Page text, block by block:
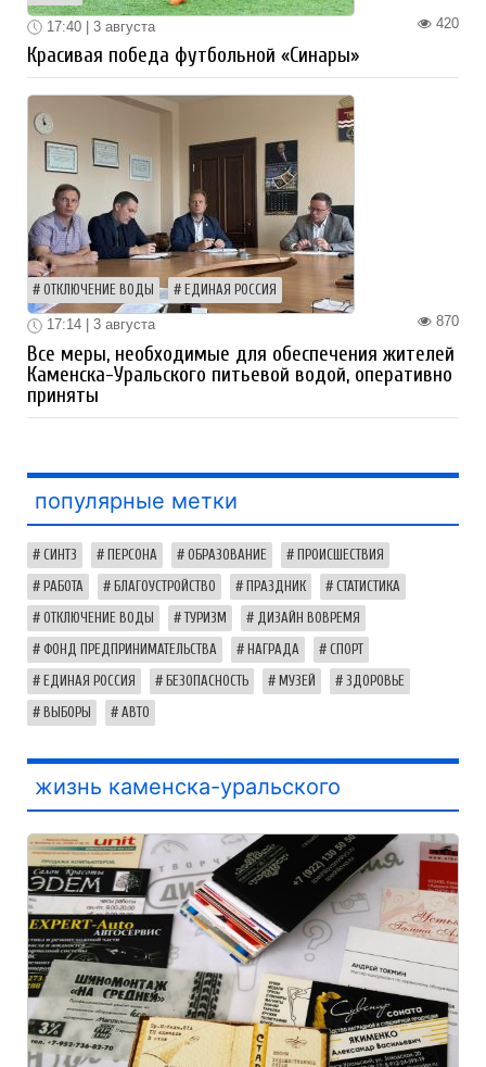
420
17:40 | 3 августа
Красивая победа футбольной «Синары»
ОТКЛЮЧЕНИЕ ВОДЫ ЕДИНАЯ РОССИЯ
870
17:14 | 3 августа
Все меры, необходимые для обеспечения жителей
Каменска-Уральского питьевой водой, оперативно
приняты
популярные метки
СИНТЗ ПЕРСОНА ОБРАЗОВАНИЕ ПРОИСШЕСТВИЯ
РАБОТА БЛАГОУСТРОЙСТВО ПРАЗДНИК СТАТИСТИКА
ОТКЛЮЧЕНИЕ ВОДЫ ТУРИЗМ ДИЗАЙН ВОВРЕМЯ
ФОНД ПРЕДПРИНИМАТЕЛЬСТВА НАГРАДА СПОРТ
ЕДИНАЯ РОССИЯ БЕЗОПАСНОСТЬ МУЗЕЙ ЗДОРОВЬЕ
ВЫБОРЫ АВТО
жизнь каменска-уральского